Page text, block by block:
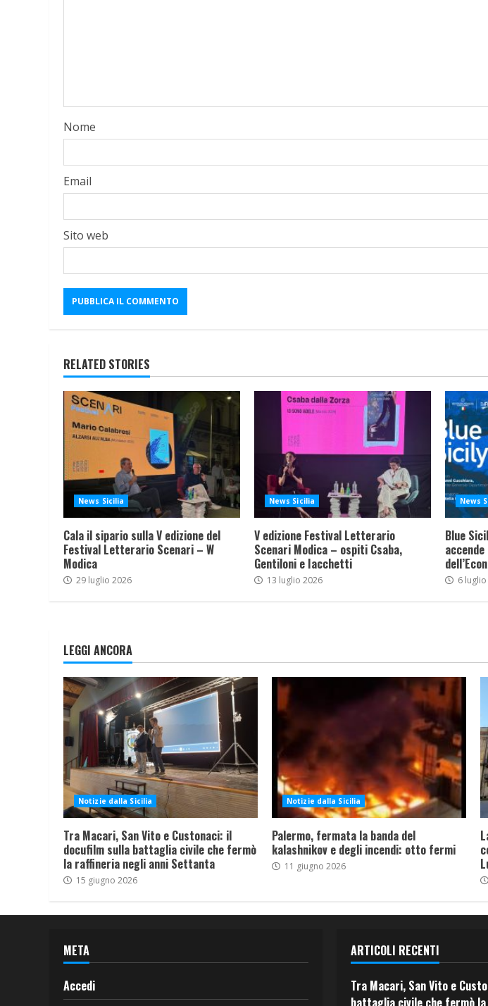
Nome
Email
Sito web
RELATED STORIES
News Sicilia
Cala il sipario sulla V edizione del
Festival Letterario Scenari – W
Modica
29 luglio 2026
News Sicilia
V edizione Festival Letterario
Scenari Modica – ospiti Csaba,
Gentiloni e Iacchetti
13 luglio 2026
News
Blue
6
LEGGI ANCORA
Notizie dalla Sicilia
Tra Macari, San Vito e Custonaci: il
docufilm sulla battaglia civile che fermò
la raffineria negli anni Settanta
15 giugno 2026
Notizie dalla Sicilia
Palermo, fermata la banda del
kalashnikov e degli incendi: otto fermi
11 giugno 2026
META
Accedi
ARTICOLI RECENTI
Tra Macari, San Vito e
battaglia civile che fermò